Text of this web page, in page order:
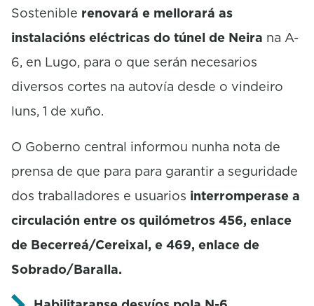
Sostenible renovará e mellorará as
instalacións eléctricas do túnel de Neira na A-
6, en Lugo, para o que serán necesarios
diversos cortes na autovía desde o vindeiro
luns, 1 de xuño.
O Goberno central informou nunha nota de
prensa de que para para garantir a seguridade
dos traballadores e usuarios interromperase a
circulación entre os quilómetros 456, enlace
de Becerreá/Cereixal, e 469, enlace de
Sobrado/Baralla.